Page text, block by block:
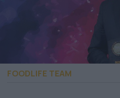
FOODLIFE TEAM